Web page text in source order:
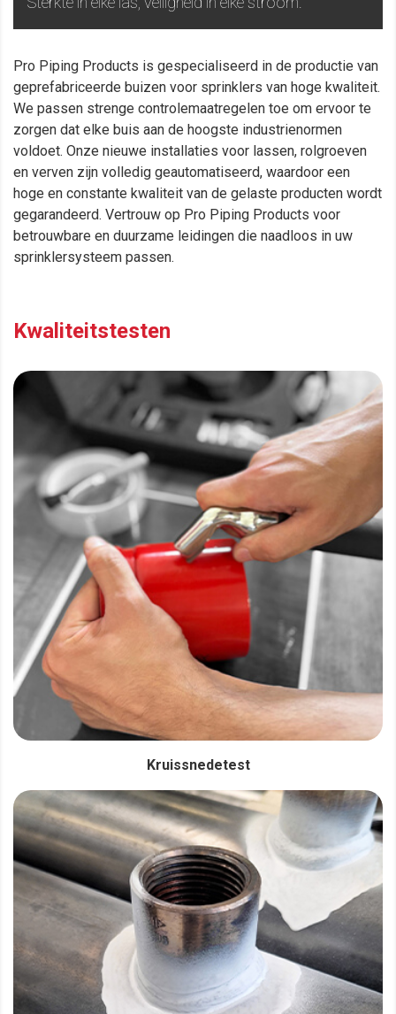
Pro Piping Products is gespecialiseerd in de productie van
geprefabriceerde buizen voor sprinklers van hoge kwaliteit.
We passen strenge controlemaatregelen toe om ervoor te
zorgen dat elke buis aan de hoogste industrienormen
voldoet. Onze nieuwe installaties voor lassen, rolgroeven
en verven zijn volledig geautomatiseerd, waardoor een
hoge en constante kwaliteit van de gelaste producten wordt
gegarandeerd. Vertrouw op Pro Piping Products voor
betrouwbare en duurzame leidingen die naadloos in uw
sprinklersysteem passen.
Kwaliteitstesten
Kruissnedetest